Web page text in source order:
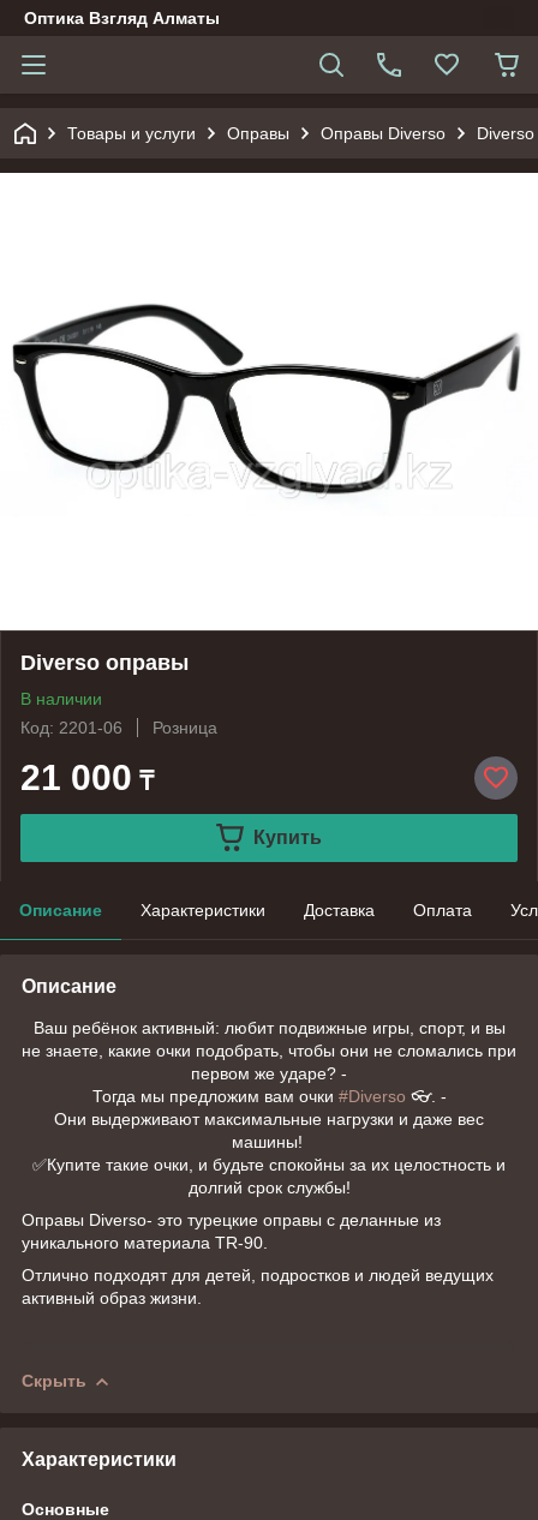
Оптика Взгляд Алматы
Товары и услуги Оправы Оправы Diverso
Diverso оправы
В наличии
Код: 2201-06
Розница
21 000 ₸
Купить
Описание Характеристики Доставка Оплата
Описание
Ваш ребёнок активный: любит подвижные игры, спорт, и вы
не знаете, какие очки подобрать, чтобы они не сломались при
первом же ударе? -
Тогда мы предложим вам очки #Diverso 👓. -
Они выдерживают максимальные нагрузки и даже вес
машины!
✅Купите такие очки, и будьте спокойны за их целостность и
долгий срок службы!
Оправы Diverso- это турецкие оправы с деланные из
уникального материала TR-90.
Отлично подходят для детей, подростков и людей ведущих
активный образ жизни.
Скрыть
Характеристики
Основные